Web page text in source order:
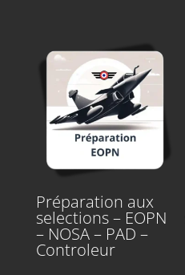
Préparation aux
selections – EOPN
– NOSA – PAD –
Controleur